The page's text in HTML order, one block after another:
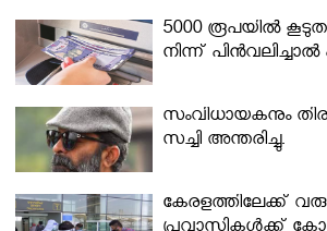
5000 രൂപയിൽ
നിന്ന്
സംവിധായകനും
സച്ചി അന്തരിച്ചു.
കേരളത്തിലേക്ക്